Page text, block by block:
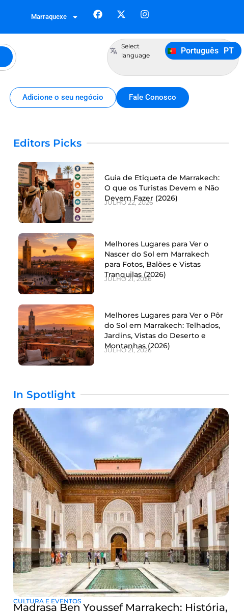
Marraquexe
Select
language
Português PT
Italiano IT
Español ES
Adicione o seu negócio Fale Conosco
Editors Picks
Guia de Etiqueta de Marrakech:
O que os Turistas Devem e Não
Devem Fazer (2026)
JULHO 22, 2026
Melhores Lugares para Ver o
Nascer do Sol em Marrakech
para Fotos, Balões e Vistas
Tranquilas (2026)
JULHO 21, 2026
Melhores Lugares para Ver o Pôr
do Sol em Marrakech: Telhados,
Jardins, Vistas do Deserto e
Montanhas (2026)
JULHO 21, 2026
In Spotlight
CULTURA E EVENTOS
Madrasa Ben Youssef Marrakech: História,